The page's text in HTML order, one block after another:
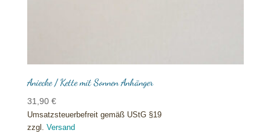
Aniecke / Kette mit Sonnen Anhänger
31,90 €
Umsatzsteuerbefreit gemäß UStG §19
zzgl. Versand